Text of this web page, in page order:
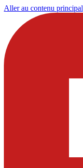
Aller au contenu principal